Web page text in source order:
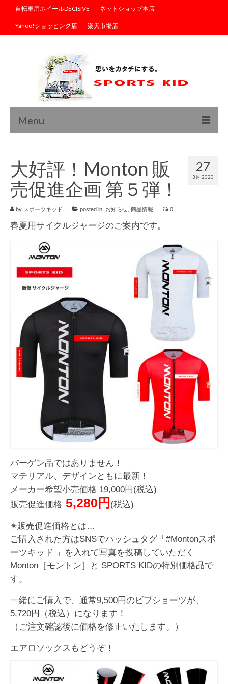
自転車用ホイールDECISIVE ネットショップ本店
Yahoo!ショッピング店 楽天市場店
Menu
ブログ
商品情報
サイクルウェア
お知らせ
イベント/出店情報
アクセス・営業時間
オーダージャージ
スポーツキッド ホーム
27
3月 2020
大好評！Monton 販
売促進企画 第５弾！
by スポーツキッド | posted in: お知らせ 商品情報 | 0
春夏用サイクルジャージのご案内です。
バーゲン品ではありません！
マテリアル、デザインともに最新！
メーカー希望小売価格 19,000円(税込)
販売促進価格 5,280円 (税込)
✴︎販売促進価格とは…
ご購入された方はSNSでハッシュタグ「#Montonスポ
ーツキッド 」を入れて写真を投稿していただく
Monton［モントン］と SPORTS KIDの特別価格品で
す。
一緒にご購入で、通常9,500円のビブショーツが、
5,720円（税込）になります！
（ご注文確認後に価格を修正いたします。）
エアロソックスもどうぞ！